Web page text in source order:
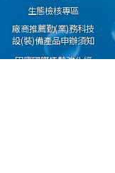
生態檢核專區
廠商推薦勤(業)務科技
設(裝)備產品申辦須知
因應國際情勢強化經